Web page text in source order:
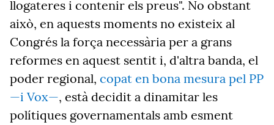
llogateres i contenir els preus". No obstant
això, en aquests moments no existeix al
Congrés la força necessària per a grans
reformes en aquest sentit i, d'altra banda, el
poder regional, copat en bona mesura pel PP
—i Vox—, està decidit a dinamitar les
polítiques governamentals amb esment